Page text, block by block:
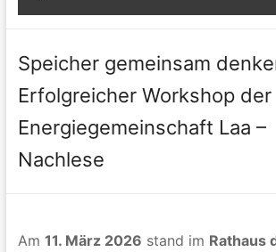
Speicher gemeinsam
Erfolgreicher Workshop der
Energiegemeinschaft Laa –
Nachlese
Am 11. März 2026 stand im Rathaus